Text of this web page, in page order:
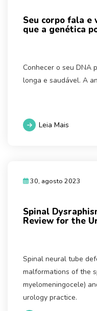
Seu corpo fala e
que a genética
Conhecer o seu DNA
longa e saudável. A
Leia Mais
30, agosto 2023
Spinal
Review for the
Spinal neural tube
malformations of the
myelomeningocele)
urology practice.